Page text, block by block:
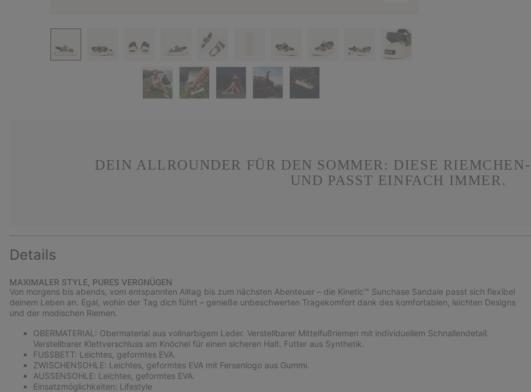
DEIN ALLROUNDER FÜR DEN SOMMER: DIESE
UND PASST EINFACH IMMER.
Details
MAXIMALER STYLE, PURES VERGNÜGEN
Von morgens bis abends, vom entspannten Alltag bis zum nächsten Abenteuer – die Kinetic™ Sunchase Sandale passt sich flexibel
deinem Leben an. Egal, wohin der Tag dich führt – genieße unbeschwerten Tragekomfort dank des komfortablen, leichten Designs
und der modischen Riemen.
OBERMATERIAL: Obermaterial aus vollnarbigem Leder. Verstellbarer Mittelfußriemen mit individuellem Schnallendetail.
Verstellbarer Klettverschluss am Knöchel für einen sicheren Halt. Futter aus Synthetik.
FUSSBETT: Leichtes, geformtes EVA.
ZWISCHENSOHLE: Leichtes, geformtes EVA mit Fersenlogo aus Gummi.
AUSSENSOHLE: Leichtes, geformtes EVA.
Einsatzmöglichkeiten: Lifestyle